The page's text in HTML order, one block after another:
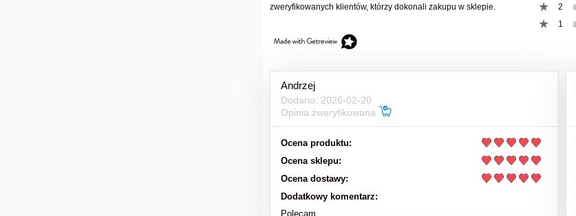
zweryfikowanych klientów, którzy dokonali zakupu w sklepie.
2
1
Andrzej
Dodano: 2026-02-20
Opinia zweryfikowana
Ocena produktu:
Ocena sklepu:
Ocena dostawy:
Dodatkowy komentarz:
Polecam